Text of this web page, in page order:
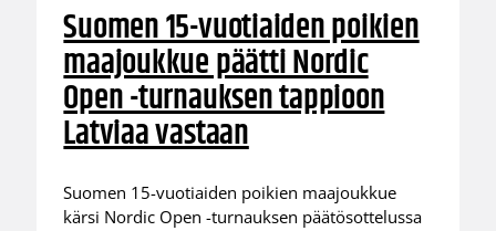
Suomen 15-vuotiaiden poikien
maajoukkue päätti Nordic
Open -turnauksen tappioon
Latviaa vastaan
Suomen 15-vuotiaiden poikien maajoukkue
kärsi Nordic Open -turnauksen päätösottelussa